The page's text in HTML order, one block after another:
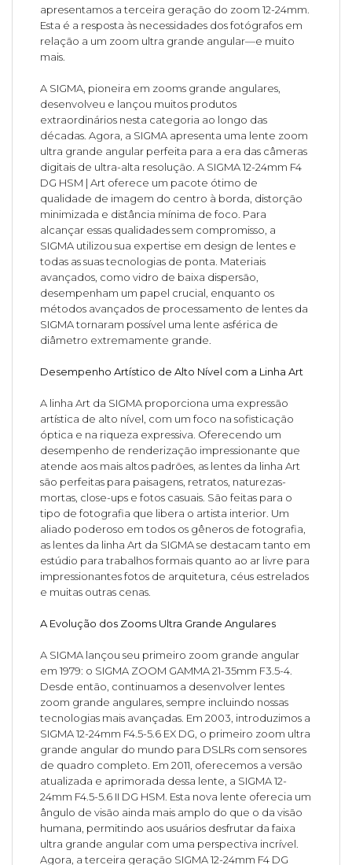
apresentamos a terceira geração do zoom 12-24mm.
Esta é a resposta às necessidades dos fotógrafos em
relação a um zoom ultra grande angular—e muito
mais.
A SIGMA, pioneira em zooms grande angulares,
desenvolveu e lançou muitos produtos
extraordinários nesta categoria ao longo das
décadas. Agora, a SIGMA apresenta uma lente zoom
ultra grande angular perfeita para a era das câmeras
digitais de ultra-alta resolução. A SIGMA 12-24mm F4
DG HSM | Art oferece um pacote ótimo de
qualidade de imagem do centro à borda, distorção
minimizada e distância mínima de foco. Para
alcançar essas qualidades sem compromisso, a
SIGMA utilizou sua expertise em design de lentes e
todas as suas tecnologias de ponta. Materiais
avançados, como vidro de baixa dispersão,
desempenham um papel crucial, enquanto os
métodos avançados de processamento de lentes da
SIGMA tornaram possível uma lente asférica de
diâmetro extremamente grande.
Desempenho Artístico de Alto Nível com a Linha Art
A linha Art da SIGMA proporciona uma expressão
artística de alto nível, com um foco na sofisticação
óptica e na riqueza expressiva. Oferecendo um
desempenho de renderização impressionante que
atende aos mais altos padrões, as lentes da linha Art
são perfeitas para paisagens, retratos, naturezas-
mortas, close-ups e fotos casuais. São feitas para o
tipo de fotografia que libera o artista interior. Um
aliado poderoso em todos os gêneros de fotografia,
as lentes da linha Art da SIGMA se destacam tanto em
estúdio para trabalhos formais quanto ao ar livre para
impressionantes fotos de arquitetura, céus estrelados
e muitas outras cenas.
A Evolução dos Zooms Ultra Grande Angulares
A SIGMA lançou seu primeiro zoom grande angular
em 1979: o SIGMA ZOOM GAMMA 21-35mm F3.5-4.
Desde então, continuamos a desenvolver lentes
zoom grande angulares, sempre incluindo nossas
tecnologias mais avançadas. Em 2003, introduzimos a
SIGMA 12-24mm F4.5-5.6 EX DG, o primeiro zoom ultra
grande angular do mundo para DSLRs com sensores
de quadro completo. Em 2011, oferecemos a versão
atualizada e aprimorada dessa lente, a SIGMA 12-
24mm F4.5-5.6 II DG HSM. Esta nova lente oferecia um
ângulo de visão ainda mais amplo do que o da visão
humana, permitindo aos usuários desfrutar da faixa
ultra grande angular com uma perspectiva incrível.
Agora, a terceira geração SIGMA 12-24mm F4 DG